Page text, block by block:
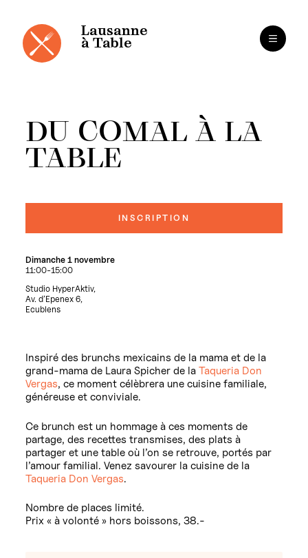
contenu
Lausanne
à Table
DU COMAL À LA
TABLE
Dimanche 1 novembre
11:00-15:00
Studio HyperAktiv,
Av. d’Epenex 6,
Ecublens
INSCRIPTION
Inspiré des brunchs mexicains de la mama et de la
grand-mama de Laura Spicher de laTaqueria Don
Vergas, ce moment célèbrera une cuisine familiale,
généreuse et conviviale.
Ce brunch est un hommage à ces moments de
partage, des recettes transmises, des plats à
partager et une table où l’on se retrouve, portés par
l’amour familial. Venez savourer la cuisine de la
Taqueria Don Vergas.
Nombre de places limité.
Prix « à volonté » hors boissons, 38.-